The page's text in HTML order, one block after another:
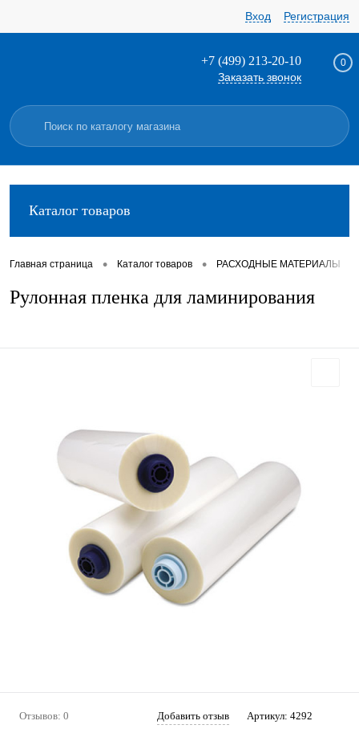
Вход Регистрация
+7 (499) 213-20-10
Заказать звонок
0
Каталог товаров
Главная страница • Каталог товаров • РАСХОДНЫЕ МАТЕРИАЛЫ
Рулонная пленка для ламинирования
Отзывов: 0 Добавить отзыв Артикул: 4292